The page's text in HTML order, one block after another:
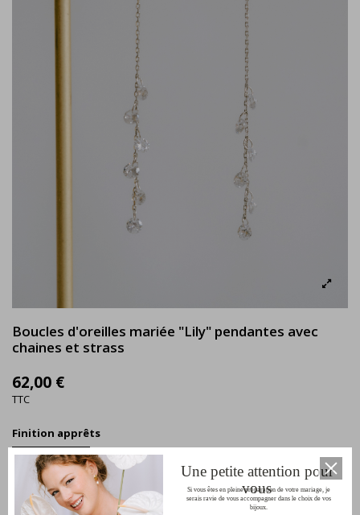
Boucles d'oreilles mariée "Lily" pendantes avec
chaines et strass
62,00 €
TTC
Finition apprêts
Une petite attention pour
vous
Si vous êtes en pleine préparation de votre mariage, je
serais ravie de vous accompagner dans le choix de vos
bijoux.